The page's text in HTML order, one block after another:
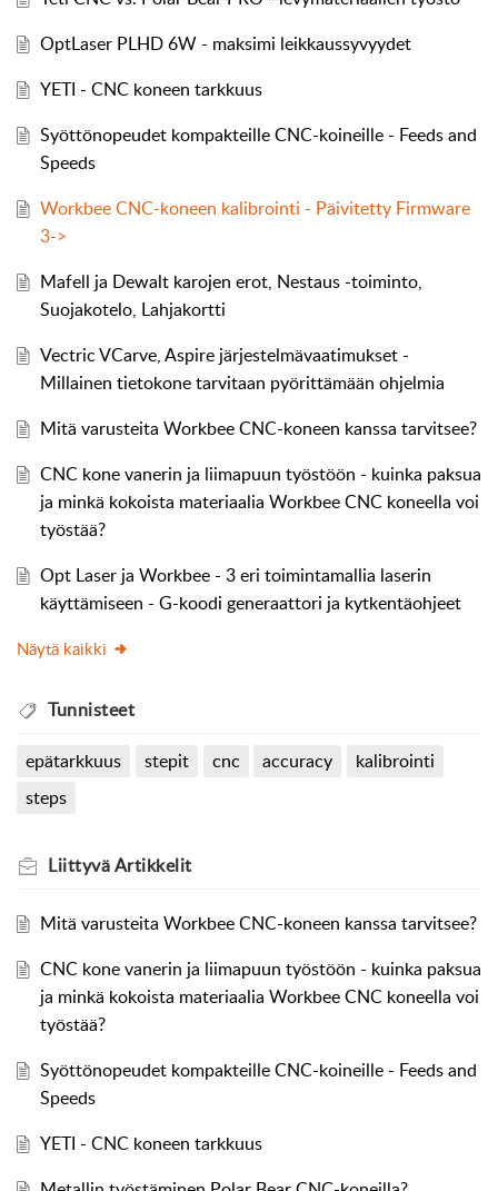
OptLaser PLHD 6W - maksimi leikkaussyvyydet
YETI - CNC koneen tarkkuus
Syöttönopeudet kompakteille CNC-koineille - Feeds and
Speeds
Workbee CNC-koneen kalibrointi - Päivitetty Firmware
3->
Mafell ja Dewalt karojen erot, Nestaus -toiminto,
Suojakotelo, Lahjakortti
Vectric VCarve, Aspire järjestelmävaatimukset -
Millainen tietokone tarvitaan pyörittämään ohjelmia
Mitä varusteita Workbee CNC-koneen kanssa tarvitsee?
CNC kone vanerin ja liimapuun työstöön - kuinka paksua
ja minkä kokoista materiaalia Workbee CNC koneella voi
työstää?
Opt Laser ja Workbee - 3 eri toimintamallia laserin
käyttämiseen - G-koodi generaattori ja kytkentäohjeet
Näytä kaikki
Tunnisteet
epätarkkuus stepit cnc accuracy
kalibrointi
steps
LiittyväArtikkelit
Mitä varusteita Workbee CNC-koneen kanssa tarvitsee?
CNC kone vanerin ja liimapuun työstöön - kuinka paksua
ja minkä kokoista materiaalia Workbee CNC koneella voi
työstää?
Syöttönopeudet kompakteille CNC-koineille - Feeds and
Speeds
YETI - CNC koneen tarkkuus